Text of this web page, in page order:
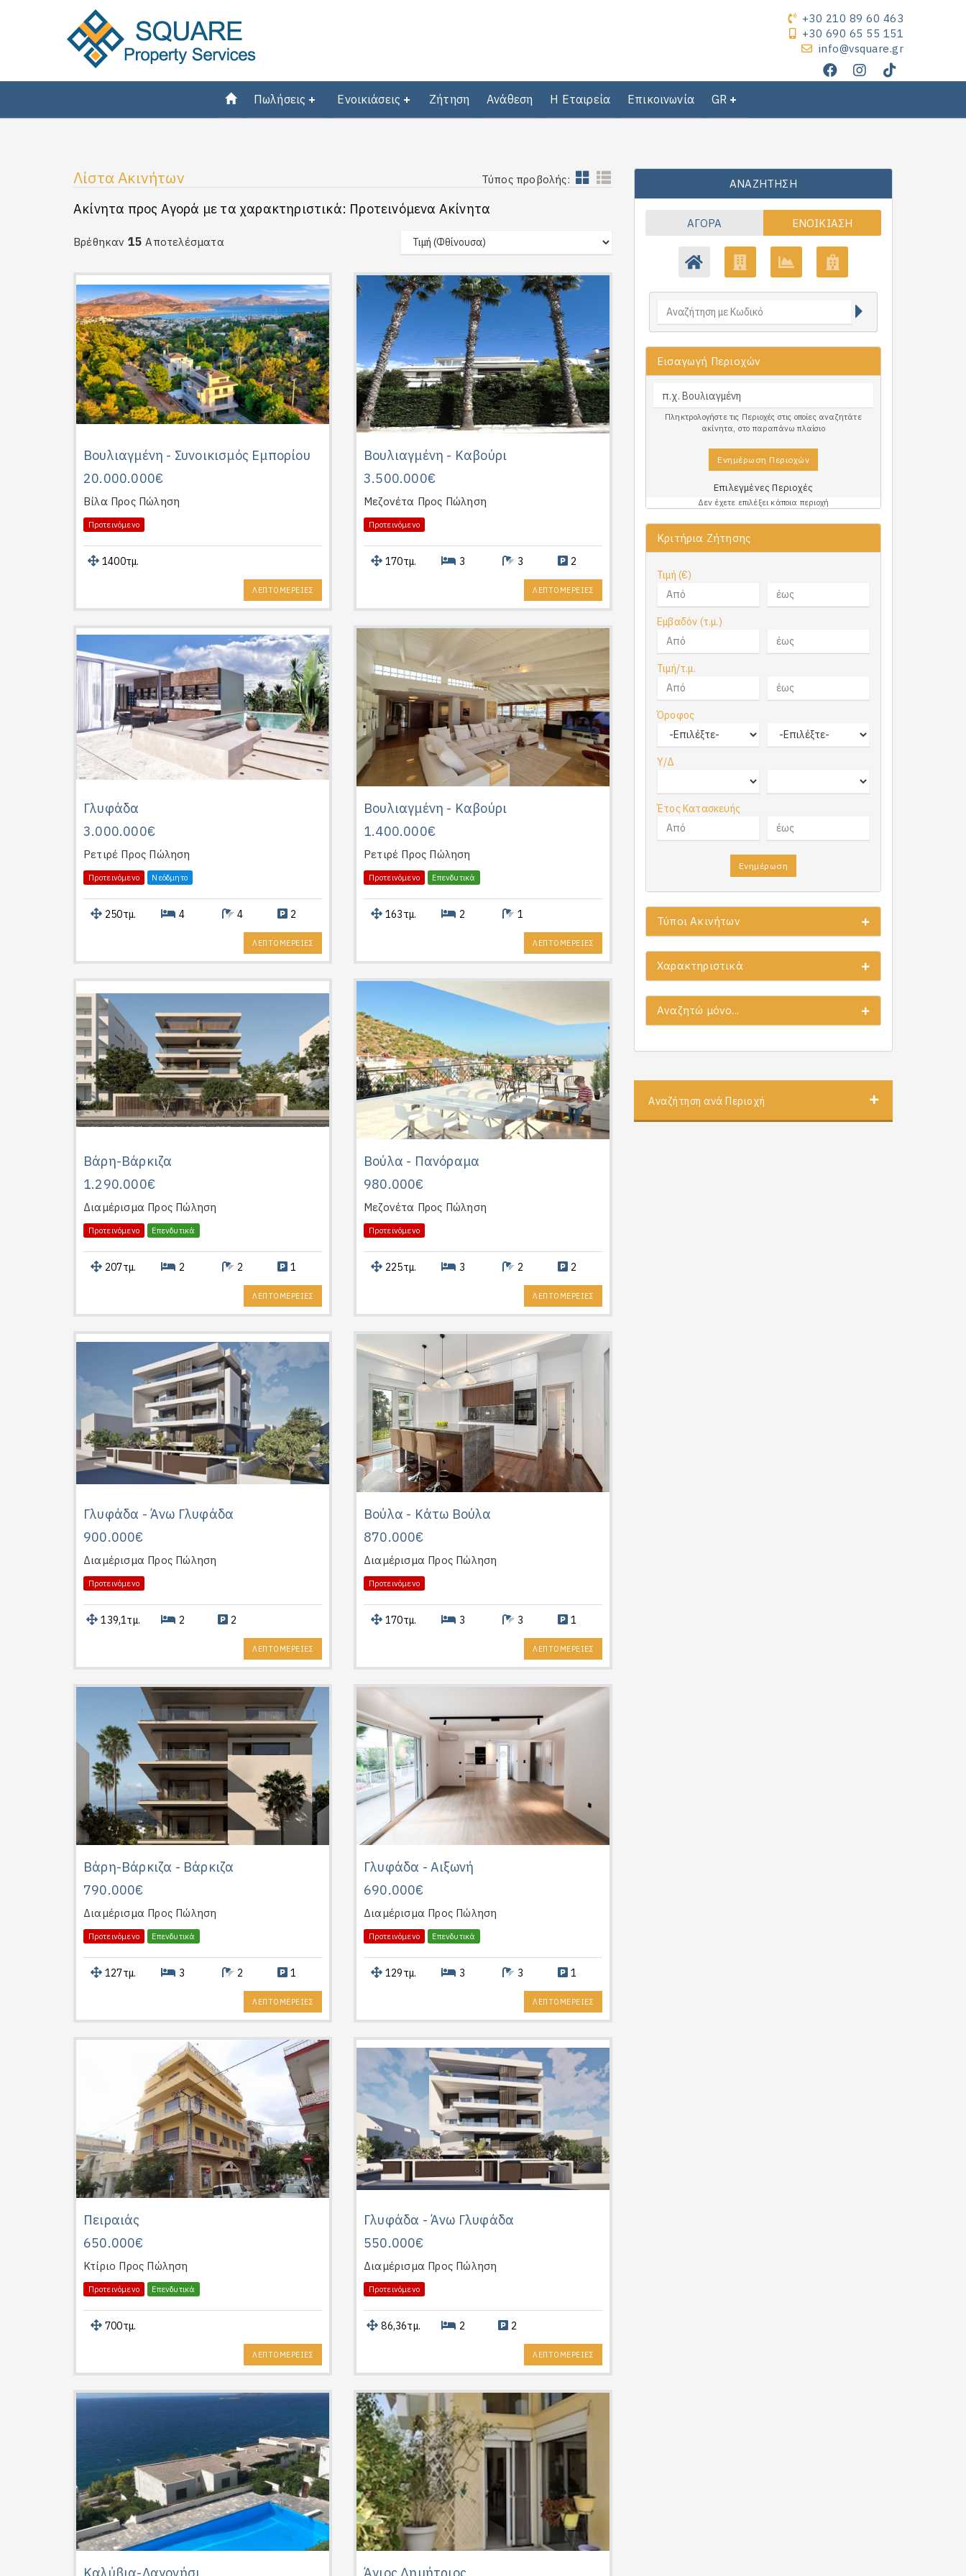
+30 210 89 60 463
+30 690 65 55 151
info@vsquare.gr
Πωλήσεις Ενοικιάσεις Ζήτηση Ανάθεση Η Εταιρεία Επικοινωνία GR
Λίστα Ακινήτων Τύπος προβολής:
Ακίνητα προς Αγορά με τα χαρακτηριστικά: Προτεινόμενα Ακίνητα
Βρέθηκαν 15 Αποτελέσματα
Βουλιαγμένη - Συνοικισμός Εμπορίου
20.000.000€
ΒίλαΠρος Πώληση
Προτεινόμενο
1400τμ.
ΛΕΠΤΟΜΕΡΕΙΕΣ
Βουλιαγμένη - Καβούρι
3.500.000€
Μεζονέτα Προς Πώληση
Προτεινόμενο
170τμ. 3 3 2
ΛΕΠΤΟΜΕΡΕΙΕΣ
Γλυφάδα
3.000.000€
Ρετιρέ Προς Πώληση
Προτεινόμενο Νεόδμητο
250τμ. 4 4 2
ΛΕΠΤΟΜΕΡΕΙΕΣ
Βουλιαγμένη - Καβούρι
1.400.000€
Ρετιρέ Προς Πώληση
Προτεινόμενο Επενδυτικά
163τμ. 2 1
ΛΕΠΤΟΜΕΡΕΙΕΣ
Βάρη-Βάρκιζα
1.290.000€
Διαμέρισμα Προς Πώληση
Προτεινόμενο Επενδυτικά
207τμ. 2 2 1
ΛΕΠΤΟΜΕΡΕΙΕΣ
Βούλα - Πανόραμα
980.000€
Μεζονέτα Προς Πώληση
Προτεινόμενο
225τμ. 3 2 2
ΛΕΠΤΟΜΕΡΕΙΕΣ
Γλυφάδα - Άνω Γλυφάδα
900.000€
Διαμέρισμα Προς Πώληση
Προτεινόμενο
139,1τμ. 2 2
ΛΕΠΤΟΜΕΡΕΙΕΣ
Βούλα - Κάτω Βούλα
870.000€
Διαμέρισμα Προς Πώληση
Προτεινόμενο
170τμ. 3 3 1
ΛΕΠΤΟΜΕΡΕΙΕΣ
Βάρη-Βάρκιζα - Βάρκιζα
790.000€
Διαμέρισμα Προς Πώληση
Προτεινόμενο Επενδυτικά
127τμ. 3 2 1
ΛΕΠΤΟΜΕΡΕΙΕΣ
Γλυφάδα - Αιξωνή
690.000€
Διαμέρισμα Προς Πώληση
Προτεινόμενο Επενδυτικά
129τμ. 3 3 1
ΛΕΠΤΟΜΕΡΕΙΕΣ
Πειραιάς
650.000€
Κτίριο Προς Πώληση
Προτεινόμενο Επενδυτικά
700τμ.
ΛΕΠΤΟΜΕΡΕΙΕΣ
Γλυφάδα - Άνω Γλυφάδα
550.000€
Διαμέρισμα Προς Πώληση
Προτεινόμενο
86,36τμ. 2 2
ΛΕΠΤΟΜΕΡΕΙΕΣ
ΑΝΑΖΉΤΗΣΗ
ΑΓΟΡΆ ΕΝΟΙΚΊΑΣΗ
Εισαγωγή Περιοχών
Πληκτρολογήστε τις Περιοχές στις οποίες αναζητάτε
ακίνητα, στο παραπάνω πλαίσιο
Ενημέρωση Περιοχών
Επιλεγμένες Περιοχές
Δεν έχετε επιλέξει κάποια περιοχή
Κριτήρια Ζήτησης
Τιμή (€)
Εμβαδόν (τ.μ.)
Τιμή/τ.μ.
Όροφος
Υ/Δ
Έτος Κατασκευής
Ενημέρωση
Τύποι Ακινήτων
Χαρακτηριστικά
Αναζητώ μόνο...
Αναζήτηση ανά Περιοχή